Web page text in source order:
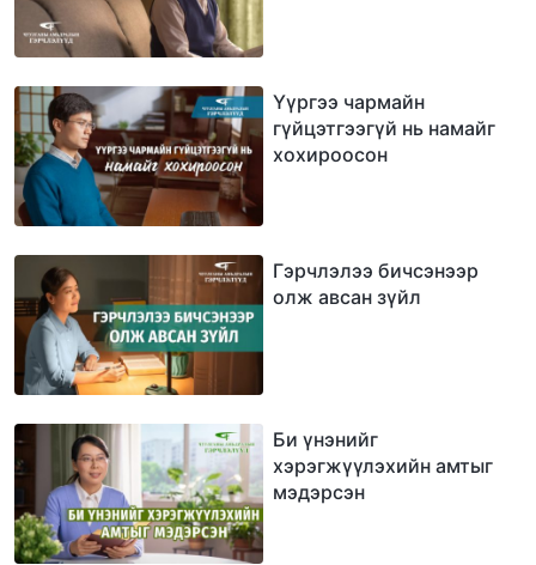
Үүргээ чармайн
гүйцэтгээгүй нь намайг
хохироосон
Гэрчлэлээ бичсэнээр
олж авсан зүйл
Би үнэнийг
хэрэгжүүлэхийн амтыг
мэдэрсэн